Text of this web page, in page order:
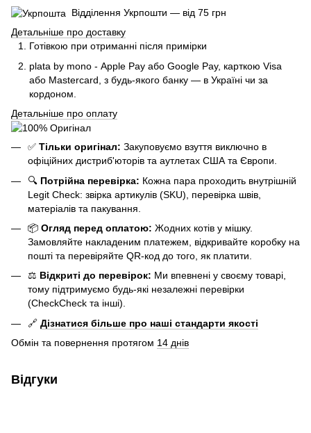
Відділення Укрпошти — від 75 грн
Детальніше про доставку
Готівкою при отриманні після примірки
plata by mono - Apple Pay або Google Pay, карткою Visa
або Mastercard, з будь-якого банку — в Україні чи за
кордоном.
Детальніше про оплату
✅ Тільки оригінал: Закуповуємо взуття виключно в
офіційних дистриб'юторів та аутлетах США та Європи.
🔍 Потрійна перевірка: Кожна пара проходить внутрішній
Legit Check: звірка артикулів (SKU), перевірка швів,
матеріалів та пакування.
📦 Огляд перед оплатою: Жодних котів у мішку.
Замовляйте накладеним платежем, відкривайте коробку на
пошті та перевіряйте QR-код до того, як платити.
⚖️ Відкриті до перевірок: Ми впевнені у своєму товарі,
тому підтримуємо будь-які незалежні перевірки
(CheckCheck та інші).
🔗 Дізнатися більше про наші стандарти якості
Обмін та повернення протягом 14 днів
Відгуки